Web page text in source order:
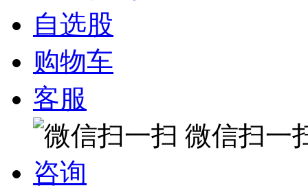
自选股
购物车
客服
微信扫一
咨询